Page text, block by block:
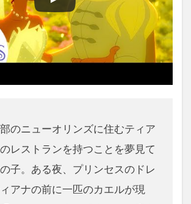
のニューオリンズに住むティア
レストランを持つことを夢見て
子。ある夜、プリンセスのドレ
アナの前に一匹のカエルが現